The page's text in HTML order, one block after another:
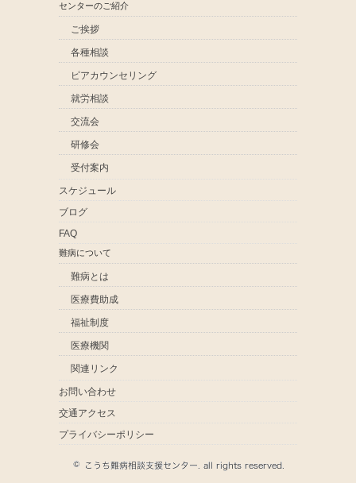
センターのご紹介
ご挨拶
各種相談
ピアカウンセリング
就労相談
交流会
研修会
受付案内
スケジュール
ブログ
FAQ
難病について
難病とは
医療費助成
福祉制度
医療機関
関連リンク
お問い合わせ
交通アクセス
プライバシーポリシー